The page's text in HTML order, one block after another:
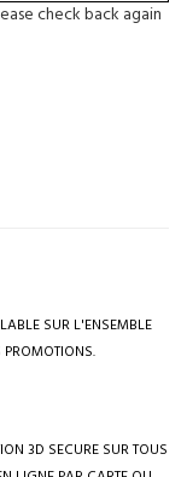
check back again
SUR L'ENSEMBLE
PROMOTIONS.
3D SECURE SUR TOUS